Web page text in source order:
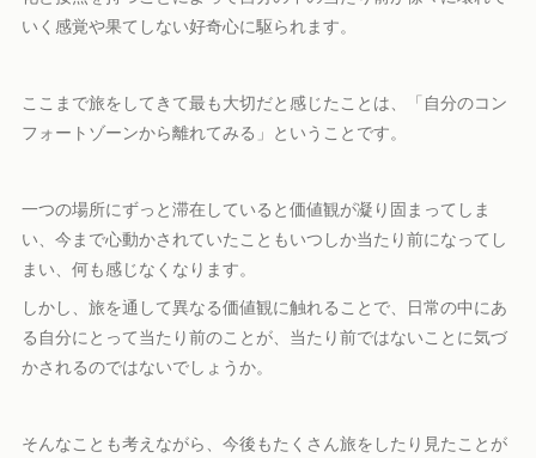
いく感覚や果てしない好奇心に駆られます。
ここまで旅をしてきて最も大切だと感じたことは、「自分のコン
フォートゾーンから離れてみる」ということです。
一つの場所にずっと滞在していると価値観が凝り固まってしま
い、今まで心動かされていたこともいつしか当たり前になってし
まい、何も感じなくなります。
しかし、旅を通して異なる価値観に触れることで、日常の中にあ
る自分にとって当たり前のことが、当たり前ではないことに気づ
かされるのではないでしょうか。
そんなことも考えながら、今後もたくさん旅をしたり見たことが